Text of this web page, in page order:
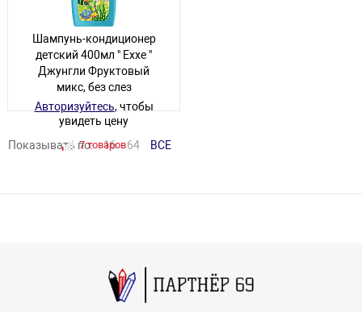
Шампунь-кондиционер
детский 400мл " Exxe "
Джунгли Фруктовый
микс, без слез
Авторизуйтесь, чтобы
увидеть цену
7 товаров
Показывать по: 16 64 ВСЕ